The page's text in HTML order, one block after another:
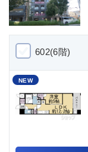
602(6階)
NEW